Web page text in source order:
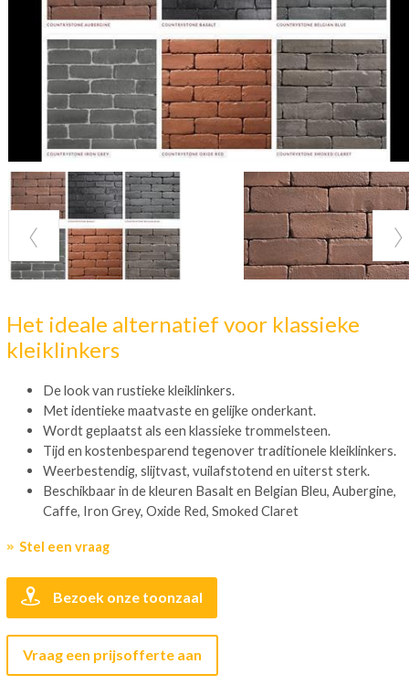
Het ideale alternatief voor klassieke
kleiklinkers
De look van rustieke kleiklinkers.
Met identieke maatvaste en gelijke onderkant.
Wordt geplaatst als een klassieke trommelsteen.
Tijd en kostenbesparend tegenover traditionele kleiklinkers.
Weerbestendig, slijtvast, vuilafstotend en uiterst sterk.
Beschikbaar in de kleuren Basalt en Belgian Bleu, Aubergine,
Caffe, Iron Grey, Oxide Red, Smoked Claret
Stel een vraag
Bezoek onze toonzaal
Vraag een prijsofferte aan